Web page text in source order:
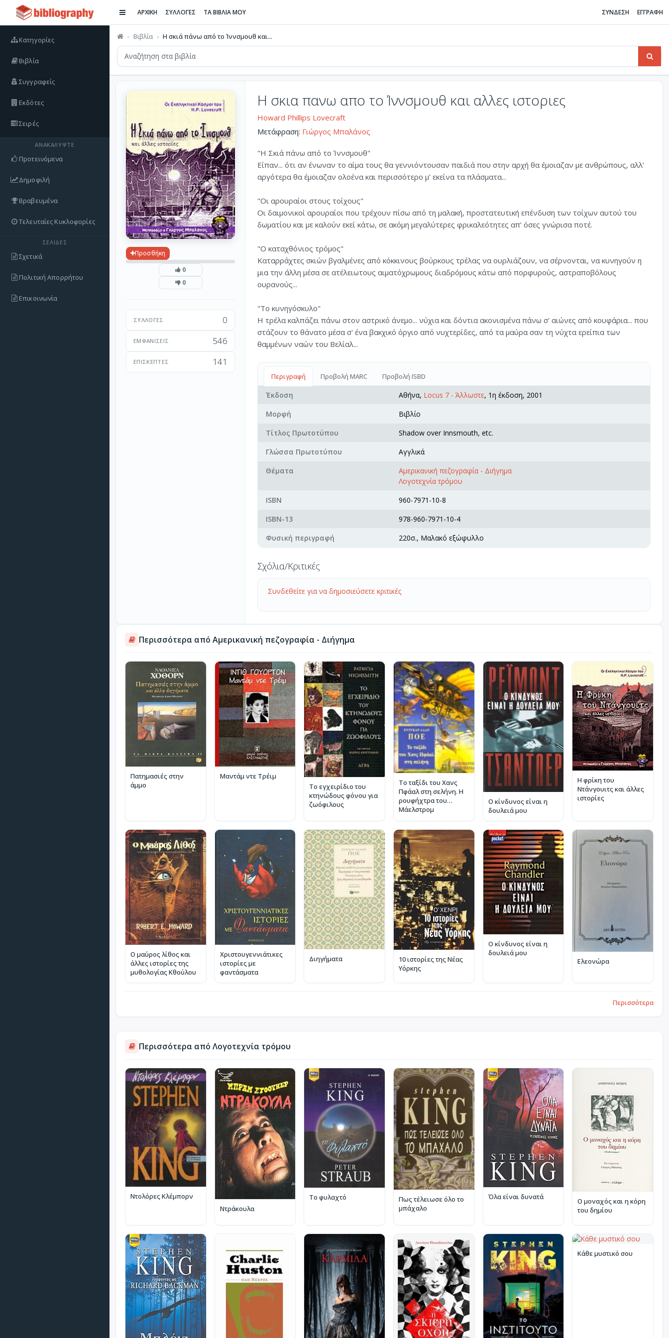
Κατηγορίες
Βιβλία
Συγγραφείς
Εκδότες
Σειρές
ΑΝΑΚΑΛΎΨΤΕ
Προτεινόμενα
Δημοφιλή
Βραβευμένα
Τελευταίες Κυκλοφορίες
ΣΕΛΊΔΕΣ
Σχετικά
Πολιτική Απορρήτου
Επικοινωνία
ΑΡΧΙΚΗ ΣΥΛΛΟΓΕΣ ΤΑ ΒΙΒΛΙΑ ΜΟΥ ΣΥΝΔΕΣΗ ΕΓΓΡΑΦΗ
Βιβλία Η σκιά πάνω από το Ίννσμουθ και...
Προσθήκη
0
0
ΣΥΛΛΟΓΈΣ 0
ΕΜΦΑΝΊΣΕΙΣ 546
ΕΠΙΣΚΈΠΤΕΣ 141
Η σκια πανω απο το Ίννσμουθ και αλλες ιστοριες
Howard Phillips Lovecraft
Μετάφραση: Γιώργος Μπαλάνος
"Η Σκιά πάνω από το Ίννσμουθ"
Είπαν... ότι αν ένωναν το αίμα τους θα γεννιόντουσαν παιδιά που στην αρχή θα έμοιαζαν με ανθρώπους, αλλ’
αργότερα θα έμοιαζαν ολοένα και περισσότερο μ’ εκείνα τα πλάσματα...
"Οι αρουραίοι στους τοίχους"
Oι δαιμονικοί αρουραίοι που τρέχουν πίσω από τη μαλακή, προστατευτική επένδυση των τοίχων αυτού του
δωματίου και με καλούν εκεί κάτω, σε ακόμη μεγαλύτερες φρικαλεότητες απ’ όσες γνώρισα ποτέ.
"Ο καταχθόνιος τρόμος"
Καταρράχτες σκιών βγαλμένες από κόκκινους βούρκους τρέλας να ουρλιάζουν, να σέρνονται, να κυνηγούν η
μια την άλλη μέσα σε ατέλειωτους αιματόχρωμους διαδρόμους κάτω από πορφυρούς, αστραποβόλους
ουρανούς...
"Το κυνηγόσκυλο"
Η τρέλα καλπάζει πάνω στον αστρικό άνεμο... νύχια και δόντια ακονισμένα πάνω σ' αιώνες από κουφάρια... που
στάζουν το θάνατο μέσα σ' ένα βακχικό όργιο από νυχτερίδες, από τα μαύρα σαν τη νύχτα ερείπια των
θαμμένων ναών του Βελίαλ...
Περιγραφή Προβολή MARC Προβολή ISBD
Έκδοση Αθήνα, Locus 7 - Άλλωστε, 1η έκδοση, 2001
Μορφή
Βιβλίο
Τίτλος Πρωτοτύπου
Shadow over Innsmouth, etc.
Γλώσσα Πρωτοτύπου
Αγγλικά
Θέματα
Αμερικανική πεζογραφία - Διήγημα
Λογοτεχνία τρόμου
ISBN
960-7971-10-8
ISBN-13
978-960-7971-10-4
Φυσική περιγραφή
220σ., Μαλακό εξώφυλλο
Σχόλια/Κριτικές
Συνδεθείτε για να δημοσιεύσετε κριτικές
Περισσότερα από Αμερικανική πεζογραφία - Διήγημα
Πατημασιές στην
άμμο
Μαντάμ ντε Τρέιμ
Το εγχειρίδιο του
κτηνώδους φόνου για
ζωόφιλους
Το ταξίδι του Χανς
Πφάαλ στη σελήνη. Η
ρουφήχτρα του
Μάελστρομ
Ο κίνδυνος είναι η
δουλειά μου
Η φρίκη του
Ντάνγουιτς και άλλες
ιστορίες
Ο μαύρος λίθος και
άλλες ιστορίες της
μυθολογίας Κθούλου
Χριστουγεννιάτικες
ιστορίες με
φαντάσματα
Διηγήματα
10 ιστορίες της Νέας
Υόρκης
Ο κίνδυνος είναι η
δουλειά μου
Ελεονώρα
Περισσότερα
Περισσότερα από Λογοτεχνία τρόμου
Ντολόρες Κλέμπορν
Ντράκουλα
Το φυλαχτό
Πως τέλειωσε όλο το
μπάχαλο
Όλα είναι δυνατά
Ο μοναχός και η κόρη
του δημίου
Κάθε μυστικό σου